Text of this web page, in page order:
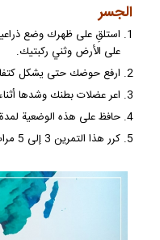
الجسر
استلقِ على ظهرك وضع
على الأرض وثني ركبتيك.
ارفع حوضك حتى يشكل
اعر عضلات بطنك وشدها
حافظ على هذه الوضعية
كرر هذا التمرين 3 إلى 5 مرات كل يوم.